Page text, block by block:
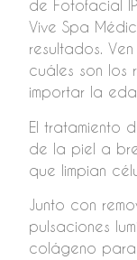
de Fotofacial
Vive Spa
resultados.
cuáles son los
importar la
El tratamiento
de la piel a
que limpian
Junto con
pulsaciones
colágeno para